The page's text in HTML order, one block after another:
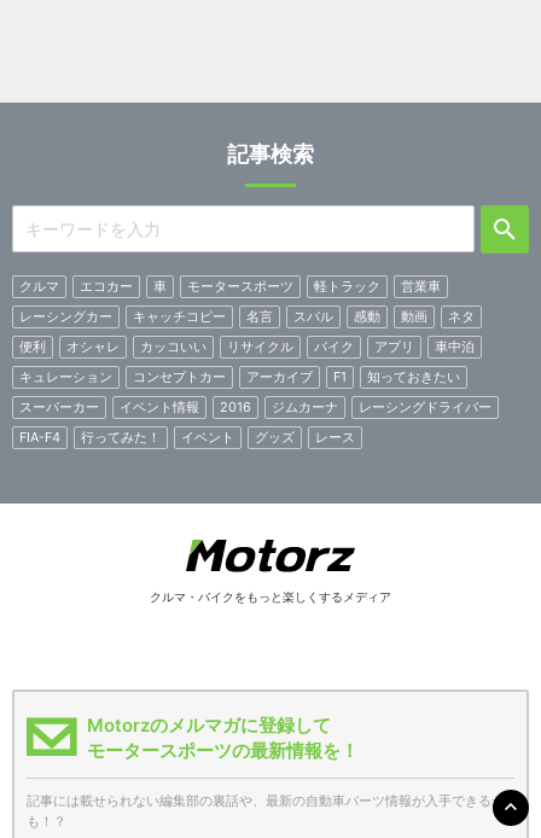
記事検索
クルマ エコカー 車 モータースポーツ 軽トラック
営業車
レーシングカー
キャッチコピー 名言 スバル 感動 動画
ネタ
便利
オシャレ カッコいい リサイクル バイク アプリ
車中泊
キュレーション
コンセプトカー アーカイブ F1
知っておきたい
スーパーカー
イベント情報 2016 ジムカーナ
レーシングドライバー
FIA-F4
行ってみた！ イベント グッズ レース
クルマ・バイクをもっと楽しくするメディア
Motorzのメルマガに登録して
モータースポーツの最新情報を！
記事には載せられない編集部の裏話や、最新の自動車パーツ情報が入手できるか
も！？